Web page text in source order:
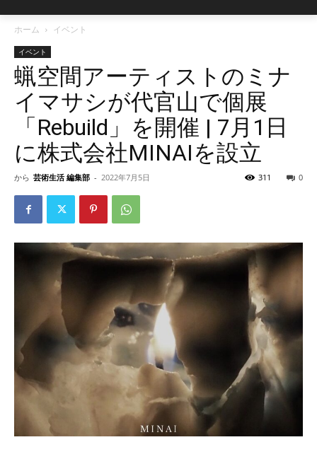
ホーム イベント
イベント
蝋空間アーティストのミナ
イマサシが代官山で個展
「Rebuild」を開催 | 7月1日
に株式会社MINAIを設立
から 芸術生活 編集部 - 2022年7月5日 0
311